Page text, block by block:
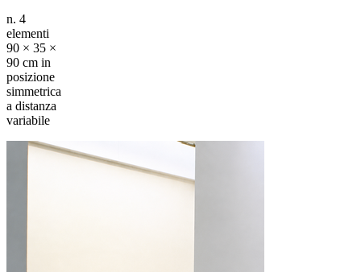
n. 4
elementi
90 × 35 ×
90 cm in
posizione
simmetrica
a distanza
variabile